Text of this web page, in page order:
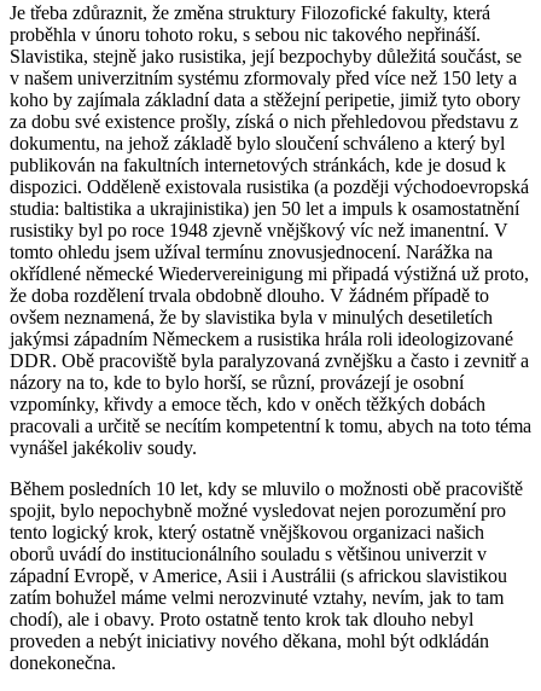
Je třeba zdůraznit, že změna struktury Filozofické fakulty, která
proběhla v únoru tohoto roku, s sebou nic takového nepřináší.
Slavistika, stejně jako rusistika, její bezpochyby důležitá součást, se
v našem univerzitním systému zformovaly před více než 150 lety a
koho by zajímala základní data a stěžejní peripetie, jimiž tyto obory
za dobu své existence prošly, získá o nich přehledovou představu z
dokumentu, na jehož základě bylo sloučení schváleno a který byl
publikován na fakultních internetových stránkách, kde je dosud k
dispozici. Odděleně existovala rusistika (a později východoevropská
studia: baltistika a ukrajinistika) jen 50 let a impuls k osamostatnění
rusistiky byl po roce 1948 zjevně vnějškový víc než imanentní. V
tomto ohledu jsem užíval termínu znovusjednocení. Narážka na
okřídlené německé Wiedervereinigung mi připadá výstižná už proto,
že doba rozdělení trvala obdobně dlouho. V žádném případě to
ovšem neznamená, že by slavistika byla v minulých desetiletích
jakýmsi západním Německem a rusistika hrála roli ideologizované
DDR. Obě pracoviště byla paralyzovaná zvnějšku a často i zevnitř a
názory na to, kde to bylo horší, se různí, provázejí je osobní
vzpomínky, křivdy a emoce těch, kdo v oněch těžkých dobách
pracovali a určitě se necítím kompetentní k tomu, abych na toto téma
vynášel jakékoliv soudy.
Během posledních 10 let, kdy se mluvilo o možnosti obě pracoviště
spojit, bylo nepochybně možné vysledovat nejen porozumění pro
tento logický krok, který ostatně vnějškovou organizaci našich
oborů uvádí do institucionálního souladu s většinou univerzit v
západní Evropě, v Americe, Asii i Austrálii (s africkou slavistikou
zatím bohužel máme velmi nerozvinuté vztahy, nevím, jak to tam
chodí), ale i obavy. Proto ostatně tento krok tak dlouho nebyl
proveden a nebýt iniciativy nového děkana, mohl být odkládán
donekonečna.